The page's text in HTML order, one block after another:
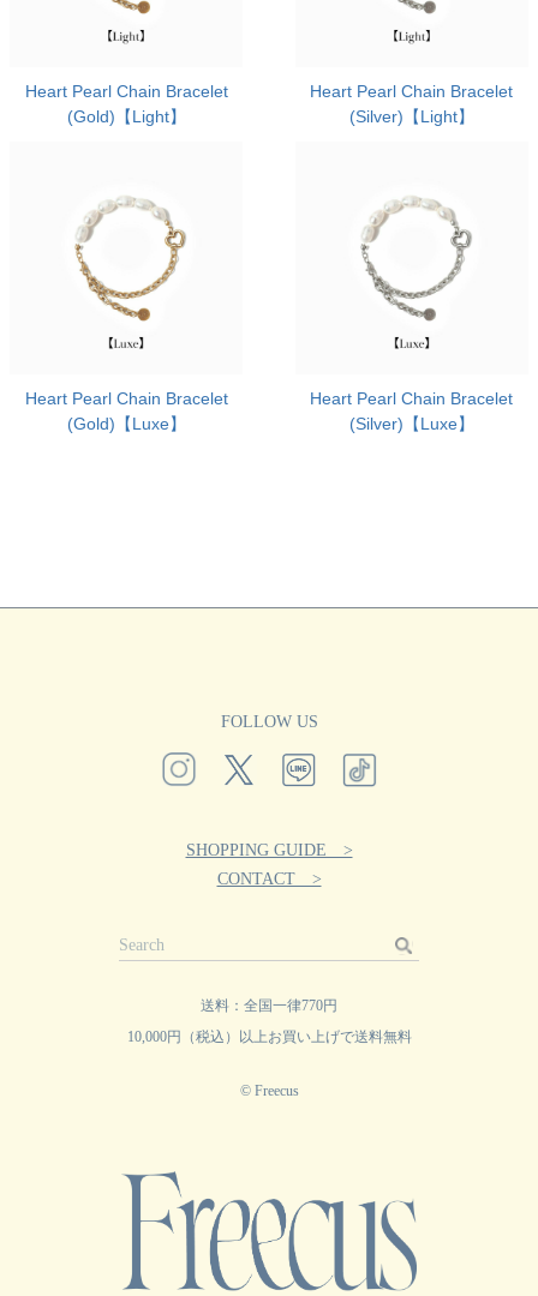
Heart Pearl Chain Bracelet
(Gold)【Light】
Heart Pearl Chain Bracelet
(Silver)【Light】
Heart Pearl Chain Bracelet
(Gold)【Luxe】
Heart Pearl Chain Bracelet
(Silver)【Luxe】
FOLLOW US
SHOPPING GUIDE >
CONTACT >
送料：全国一律770円
10,000円（税込）以上お買い上げで送料無料
© Freecus